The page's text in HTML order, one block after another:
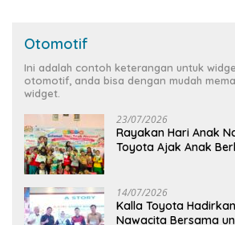
Otomotif
Ini adalah contoh keterangan untuk
otomotif, anda bisa dengan mudah
widget.
23/07/2026
Rayakan Hari Anak
Toyota Ajak Anak
14/07/2026
Kalla Toyota
Nawacita Bersama